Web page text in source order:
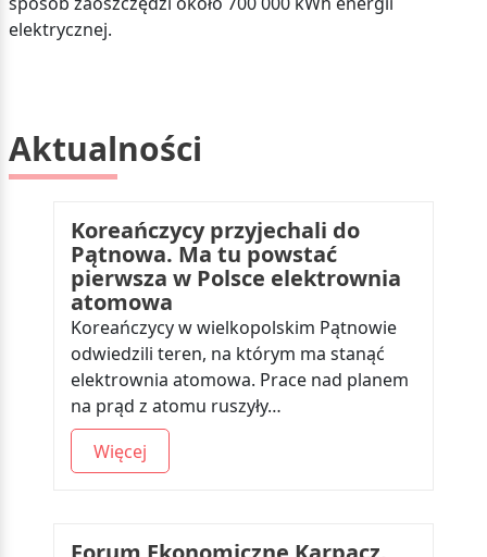
elektrycznej.
Aktualności
Koreańczycy przyjechali do
Pątnowa. Ma tu powstać
pierwsza w Polsce elektrownia
atomowa
Koreańczycy w wielkopolskim Pątnowie
odwiedzili teren, na którym ma stanąć
elektrownia atomowa. Prace nad planem
na prąd z atomu ruszyły…
Więcej